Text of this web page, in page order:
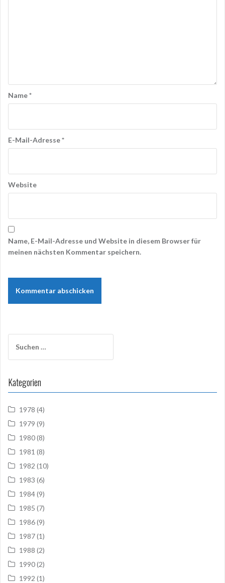
Name*
E-Mail-Adresse*
Website
Name, E-Mail-Adresse und Website in diesem Browser für
meinen nächsten Kommentar speichern.
nach:
Kategorien
1978 (4)
1979 (9)
1980(8)
1981 (8)
1982 (10)
1983 (6)
1984(9)
1985 (7)
1986(9)
1987(1)
1988 (2)
1990(2)
1992 (1)